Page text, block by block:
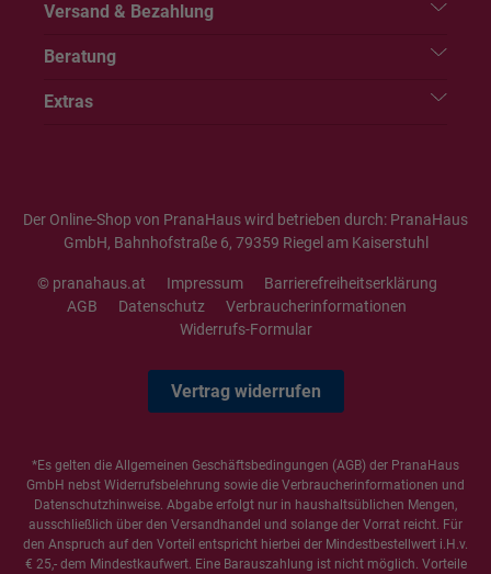
Versand & Bezahlung
Beratung
Extras
Der Online-Shop von PranaHaus wird betrieben durch: PranaHaus
GmbH, Bahnhofstraße 6, 79359 Riegel am Kaiserstuhl
© pranahaus.at Impressum
Barrierefreiheitserklärung
AGB
Datenschutz
Verbraucherinformationen
Widerrufs-Formular
Vertrag widerrufen
*Es gelten die Allgemeinen Geschäftsbedingungen (AGB) der PranaHaus
GmbH nebst Widerrufsbelehrung sowie die Verbraucherinformationen und
Datenschutzhinweise. Abgabe erfolgt nur in haushaltsüblichen Mengen,
ausschließlich über den Versandhandel und solange der Vorrat reicht. Für
den Anspruch auf den Vorteil entspricht hierbei der Mindestbestellwert i.H.v.
€ 25,- dem Mindestkaufwert. Eine Barauszahlung ist nicht möglich. Vorteile